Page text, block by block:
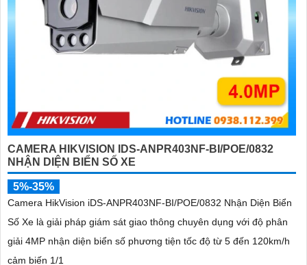
CAMERA HIKVISION IDS-ANPR403NF-BI/POE/0832
NHẬN DIỆN BIỂN SỐ XE
5%-35%
Camera HikVision iDS-ANPR403NF-BI/POE/0832 Nhận Diện Biển
Số Xe là giải pháp giám sát giao thông chuyên dụng với độ phân
giải 4MP nhận diện biển số phương tiện tốc độ từ 5 đến 120km/h
cảm biến 1/1